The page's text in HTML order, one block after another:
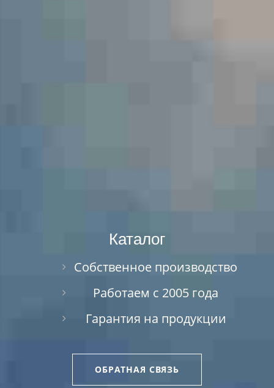
Каталог
Собственное производство
Работаем с 2005 года
Гарантия на продукции
ОБРАТНАЯ СВЯЗЬ